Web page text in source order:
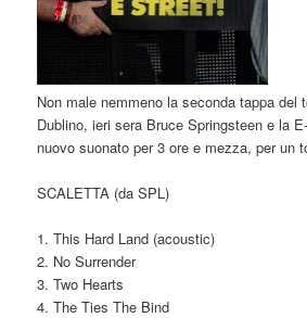
Non male nemmeno la seconda tappa del
Dublino, ieri sera Bruce Springsteen e la
nuovo suonato per 3 ore e mezza, per un
SCALETTA (da SPL)
1. This Hard Land (acoustic)
2. No Surrender
3. Two Hearts
4. The Ties The Bind